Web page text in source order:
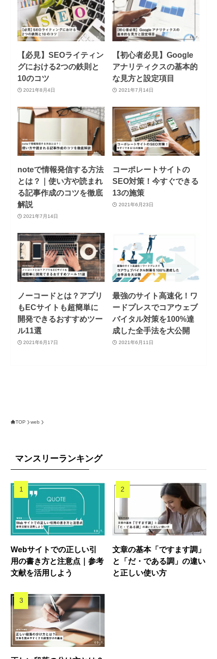
【必見】SEOライティン
グにおける2つの鉄則と
10のコツ
2021年8月4日
【初心者必見】Google
アナリティクスの基本的
な見方と設定項目
2021年7月14日
noteで情報発信する方法
とは？｜使い方や読まれ
る記事作成のコツを徹底
解説
2021年7月14日
コーポレートサイトの
SEO対策！今すぐできる
13の施策
2021年6月23日
ノーコードとは？アプリ
もECサイトも超簡単に
開発できるおすすめツー
ル11選
2021年6月17日
最強のサイト高速化！ワ
ードプレスでコアウェブ
バイタル対策を100%達
成した全手法を大公開
2021年6月11日
TOP web
マンスリーランキング
Webサイトでの正しい引
用の書き方と注意点｜参考
文献を活用しよう
文章の基本「ですます調」
と「だ・である調」の違い
と正しい使い方